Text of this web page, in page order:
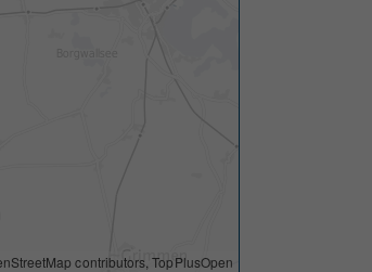
contributors ,TopPlusOpen